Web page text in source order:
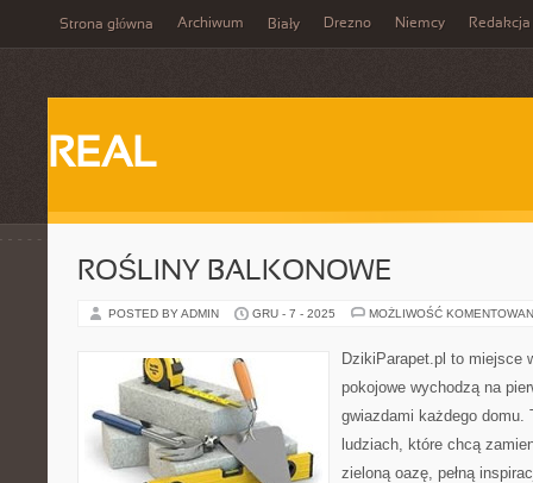
Strona główna Archiwum Biały Drezno Niemcy Redakcja
REAL
ROŚLINY BALKONOWE
POSTED BY ADMIN GRU - 7 - 2025 MOŻLIWOŚĆ
DzikiParapet.pl to miejsce
pokojowe wychodzą na
gwiazdami każdego domu.
ludziach, które chcą
zieloną oazę, pełną